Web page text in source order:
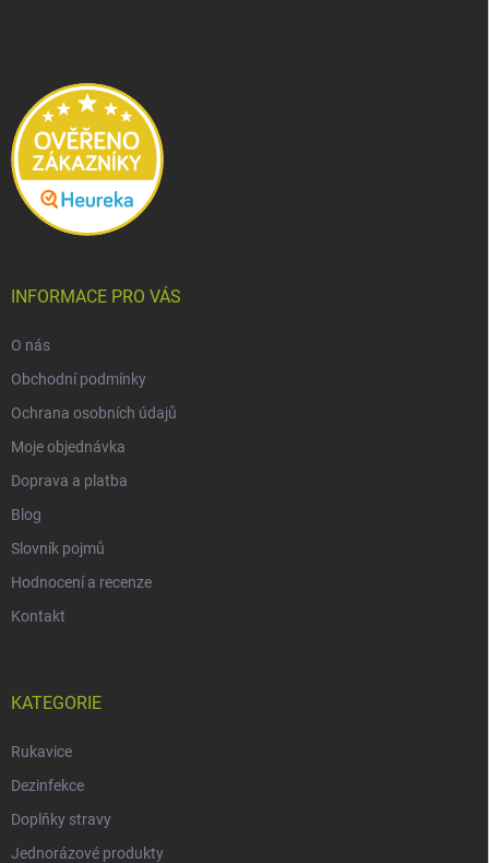
INFORMACE PRO VÁS
O nás
Obchodní podmínky
Ochrana osobních údajů
Moje objednávka
Doprava a platba
Blog
Slovník pojmů
Hodnocení a recenze
Kontakt
KATEGORIE
Rukavice
Dezinfekce
Doplňky stravy
Jednorázové produkty